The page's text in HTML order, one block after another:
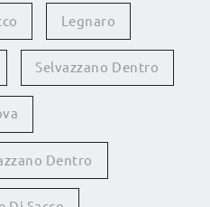
Legnaro
Selvazzano Dentro
Dentro